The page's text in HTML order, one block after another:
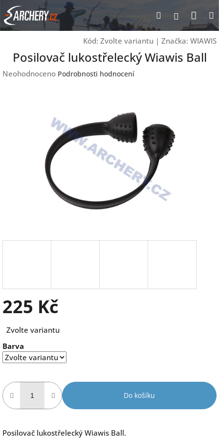
Přejít
na
obsah
Hledat
Kód: Zvolte variantu | Značka: WIAWIS
Posilovač lukostřelecký Wiawis Ball
Průměrné
Neohodnoceno Podrobnosti hodnocení
225 Kč
cena:
Zvolte variantu
Barva
Do košíku
Posilovač lukostřelecký Wiawis Ball.